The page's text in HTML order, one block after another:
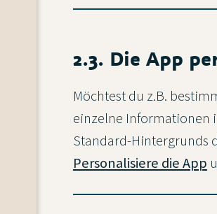
2.3. Die App
Möchtest du z.B.
einzelne Informationen
Standard-Hintergrunds
Personalisiere die App